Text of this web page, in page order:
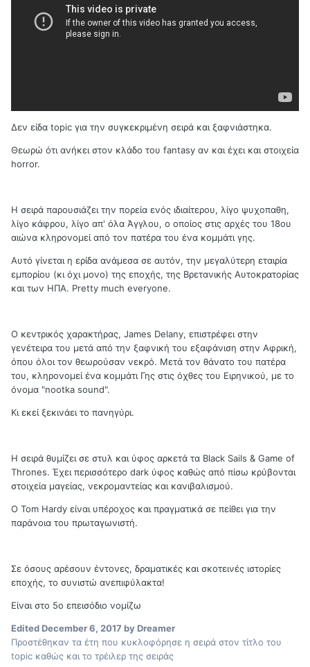
Δεν είδα topic για την συγκεκριμένη σειρά και ξαφνιάστηκα.
Θεωρώ ότι ανήκει στον κλάδο του fantasy αν και έχει και στοιχεία
horror.
Η σειρά παρουσιάζει την πορεία ενός ιδιαίτερου, λίγο ψυχοπαθη,
λίγο κάφρου, λίγο απ' όλα Άγγλου, ο οποίος στις αρχές του 18ου
αιώνα κληρονομεί από τον πατέρα του ένα κομμάτι γης.
Αυτό γίνεται η ερίδα ανάμεσα σε αυτόν, την μεγαλύτερη εταιρία
εμπορίου (κι όχι μονο) της εποχής, της Βρετανικής Αυτοκρατορίας
και των ΗΠΑ. Pretty much everyone.
Ο κεντρικός χαρακτήρας, James Delany, επιστρέφει στην
γενέτειρα του μετά από την ξαφνική του εξαφάνιση στην Αφρική,
όπου όλοι τον θεωρούσαν νεκρό. Μετά τον θάνατο του πατέρα
του, κληρονομεί ένα κομμάτι Γης στις όχθες του Ειρηνικού, με το
όνομα "nootka sound".
Κι εκεί ξεκινάει το πανηγύρι.
Η σειρά θυμίζει σε στυλ και ύφος αρκετά τα Black Sails & Game of
Thrones. Έχει περισσότερο dark ύφος καθώς από πίσω κρύβονται
στοιχεία μαγείας, νεκρομαντείας και κανιβαλισμού.
Ο Tom Hardy είναι υπέροχος και πραγματικά σε πείθει για την
παράνοια του πρωταγωνιστή.
Σε όσους αρέσουν έντονες, δραματικές και σκοτεινές ιστορίες
εποχής, το συνιστώ ανεπιφύλακτα!
Είναι στο 5ο επεισόδιο νομίζω
EditedDecember 6, 2017 by Dreamer
Προστέθηκαν τα έτη που κυκλοφόρησε η σειρά στον τίτλο του
topic καθώς και το τρέιλερ της σειράς